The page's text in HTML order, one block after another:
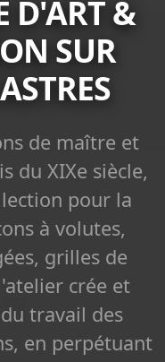
D'ART &
SUR
de maître et
du XIXe siècle,
pour la
à volutes,
grilles de
crée et
travail des
en perpétuant